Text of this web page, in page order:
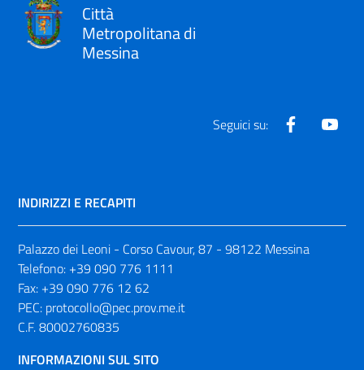
Città
Metropolitana di
Messina
Seguici su: Facebook
INDIRIZZI E RECAPITI
Palazzo dei Leoni - Corso Cavour, 87 - 98122 Messina
Telefono: +39 090 776 1111
Fax: +39 090 776 12 62
PEC: protocollo@pec.prov.me.it
C.F. 80002760835
INFORMAZIONI SUL SITO